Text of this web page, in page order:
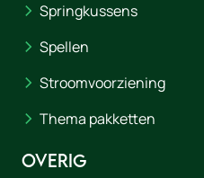
Springkussens
Spellen
Stroomvoorziening
Thema pakketten
Overig